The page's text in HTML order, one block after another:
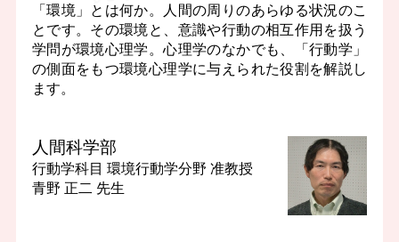
「環境」とは何か。人間の周りのあらゆる状況のこ
とです。その環境と、意識や行動の相互作用を扱う
学問が環境心理学。心理学のなかでも、「行動学」
の側面をもつ環境心理学に与えられた役割を解説し
ます。
人間科学部
行動学科目 環境行動学分野 准教授
青野 正二 先生